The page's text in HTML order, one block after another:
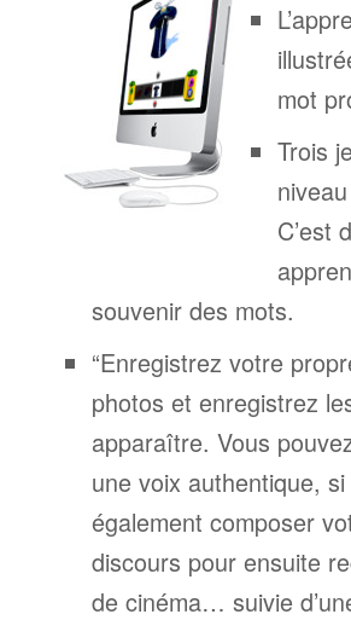
mot
Trois
C’est
souvenir des mots.
“Enregistrez votre
photos et enregistrez
apparaître. Vous
une voix authentique,
également composer
discours pour ensuite
de cinéma… suivie